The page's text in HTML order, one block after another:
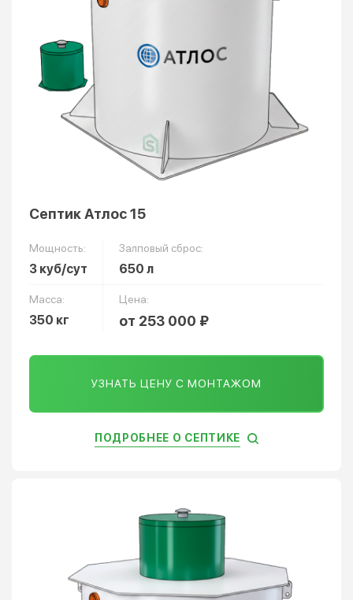
Септик Атлос 15
Мощность:
3 куб/сут
Залповый сброс:
650 л
Масса:
350 кг
Цена:
от 253 000 ₽
УЗНАТЬ ЦЕНУ С МОНТАЖОМ
ПОДРОБНЕЕ О СЕПТИКЕ